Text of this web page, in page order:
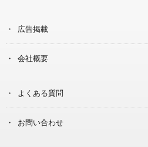
広告掲載
会社概要
よくある質問
お問い合わせ